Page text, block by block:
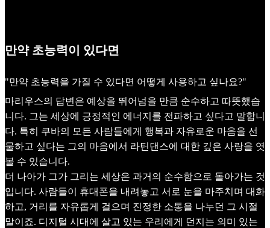
만약 초능력이 있다면
"만약 초능력을 가질 수 있다면 어떻게 사용하고 싶나요?"
마리우스의 답변은 예상을 뛰어넘을 만큼 순수하고 따뜻했습
니다. 그는 세상에 긍정적인 에너지를 전파하고 싶다고 말합니
다. 특히 쿠바의 모든 사람들에게 행복과 자유로운 마음을 선
물하고 싶다는 그의 마음에서 라틴댄스에 대한 깊은 사랑을 엿
볼 수 있습니다.
더 나아가 그가 그리는 세상은 과거의 순수함으로 돌아가는 것
입니다. 사람들이 휴대폰을 내려놓고 서로 눈을 마주치며 대화
하고, 거리를 자유롭게 걸으며 진정한 소통을 나누던 그 시절
말이죠. 디지털 시대에 살고 있는 우리에게 던지는 의미 있는